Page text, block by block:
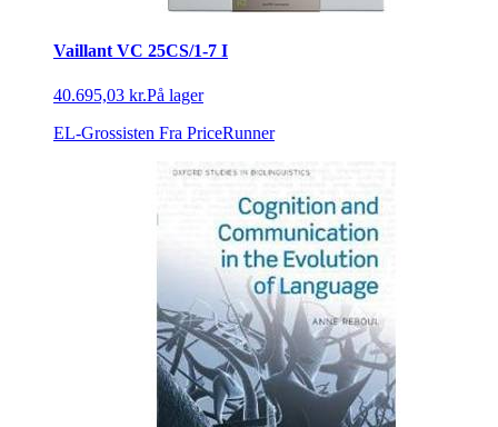
Vaillant VC 25CS/1-7 I
40.695,03 kr.På lager
EL-Grossisten Fra PriceRunner